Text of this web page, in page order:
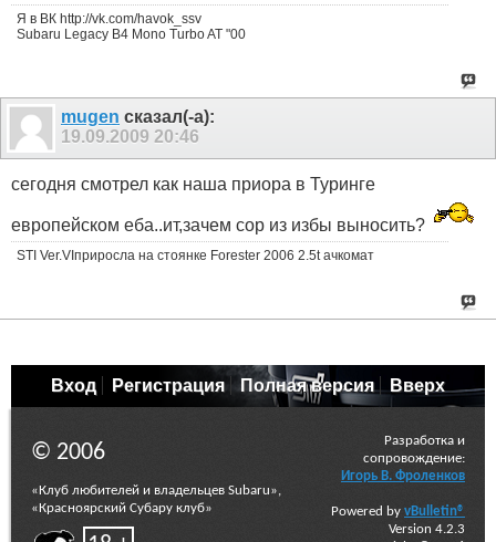
Я в ВК http://vk.com/havok_ssv
Subaru Legacy B4 Mono Turbo AT "00
mugen сказал(-а):
19.09.2009 20:46
сегодня смотрел как наша приора в Туринге
европейском еба..ит,зачем сор из избы выносить?
STI Ver.VIприросла на стоянке Forester 2006 2.5t ачкомат
Вход Регистрация Полная версия Вверх
© 2006
«Клуб любителей и владельцев Subaru»,
«Красноярский Субару клуб»
Разработка и
сопровождение:
Игорь В. Фроленков
Powered by vBulletin®
Version 4.2.3